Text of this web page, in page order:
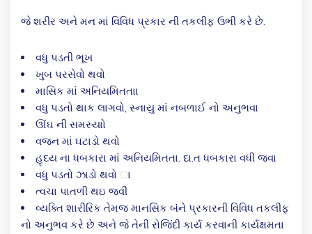
જે શરીર અને મન માં વિવિધ પ્રકાર ની તકલીફ ઉભી કરે છે.
વધુ પડતી ભૂખ
ખુબ પરસેવો થવો
માસિક માં અનિયમિતતાા
વધુ પડતો થાક લાગવો, સ્નાયુ માં નબળાઈ નો અનુભવા
ઊંઘ ની સમસ્યાો
વજન માં ઘટાડો થવો
હૃદય ના ધબકારા માં અનિયમિતતા. દા.ત ધબકારા વધી જવા
વધુ પડતો ઝાડો થવો ા
ત્વચા પાતળી થઇ જવી
વ્યક્તિ શારીરિક તેમજ માનસિક બંને પ્રકારની વિવિધ તકલીફ
નો અનુભવ કરે છે અને જે તેની રોજિંદી કાર્ય કરવાની કાર્યક્ષમતા